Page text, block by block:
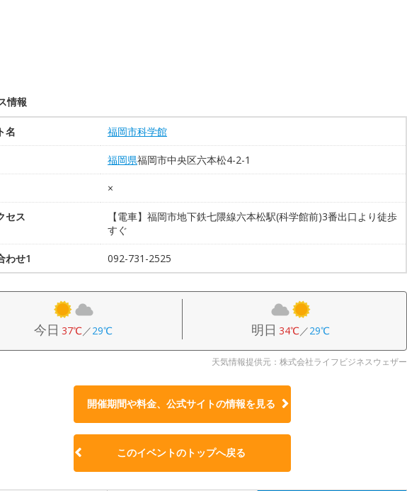
情報
名 福岡市科学館
福岡県福岡市中央区六本松4-2-1
×
セス
【電車】福岡市地下鉄七隈線六本松駅(科学館前)3番出口より徒歩
すぐ
わせ1 092-731-2525
今日 37℃／29℃ 明日 34℃／29℃
天気情報提供元：株式会社ライフビジネスウェザー
開催期間や料金、公式サイトの情報を見る
このイベントのトップへ戻る